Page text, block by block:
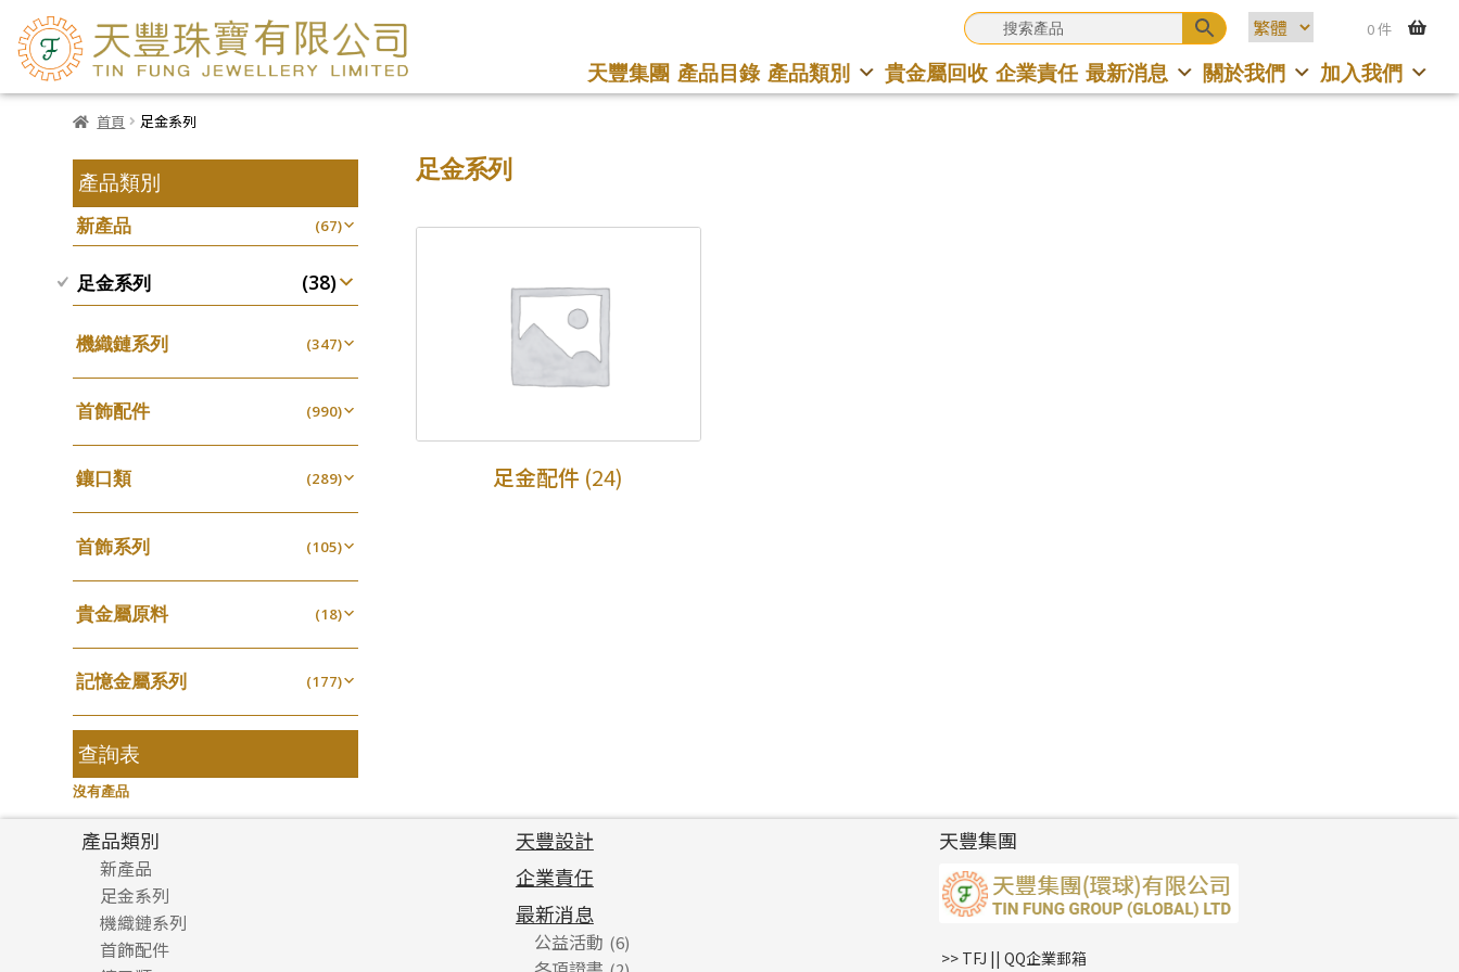
0 件
天豐集團 產品目錄 產品類別 貴金屬回收 企業責任 最新消息 關於我們 加入我們
首頁 足金系列
足金系列
足金配件 (24)
產品查詢
公司名稱
產品類別
新產品 (67)
足金系列 (38)
機織鏈系列 (347)
珠仔鏈 (25)
镶口链 (61)
管狀網鏈 (11)
十字鏈系列 (56)
十字車花鏈系列 (48)
十字閃O鏈系列 (27)
十字錘打鏈系列 (17)
側身車花鏈系列 (8)
側身鏈系列
肖邦鏈系列 (14)
雙十字鏈系列 (4)
水波鏈系列
蛇骨鏈系列
鏈尾系列
盒子鏈系列
嘴唇鏈系列
竹節鏈系列
首飾配件 (990)
耳環類配件 (341)
卷迫系列 (13)
螺絲迫系列 (15)
梅花迫系列 (19)
平臺迫系列 (74)
綫拍系列 (42)
美拍系列 (16)
耳針系列 (6)
耳環扣系列
耳綫/耳鈎系列
耳環爪頭
耳環
鏈類配件
調節珠系列
生圈扣系列
鴨俐制系列
字母吊墜
相盒吊墜 (11)
生肖吊墜
管扣系列
星座吊墜
水泡扣
其他類配件 (161)
珠盤系列 (16)
袖口鈕系列 (7)
焊片及鐳射綫 (2)
空心車花管 (19)
其他 (104)
無孔光身珠 (7)
無孔批花珠
空心批花珠 (22)
鑲口類 (289)
四爪頭系列 (20)
六爪頭系列 (41)
車花片 (35)
動感車花片 (20)
鑲口戒指 (16)
鑲口手鏈系列 (146)
首飾系列 (105)
手镯系列 (8)
戒指系列 (8)
空心耳環 (27)
空心车花管首饰链 (15)
空心手鐲系列 (8)
牛仔鏈
貴金屬原料 (18)
千足金 (18)
記憶金屬系列 (177)
記憶戒指 (30)
拉簧珠珠手鏈
記憶鈦手鐲
查詢表
沒有產品
產品類別
新產品
足金系列
足金配件
機織鏈系列
珠仔鏈
首飾配件
天豐設計
企業責任
最新消息
公益活動 (6)
天豐集團
>> TFJ || QQ企業郵箱